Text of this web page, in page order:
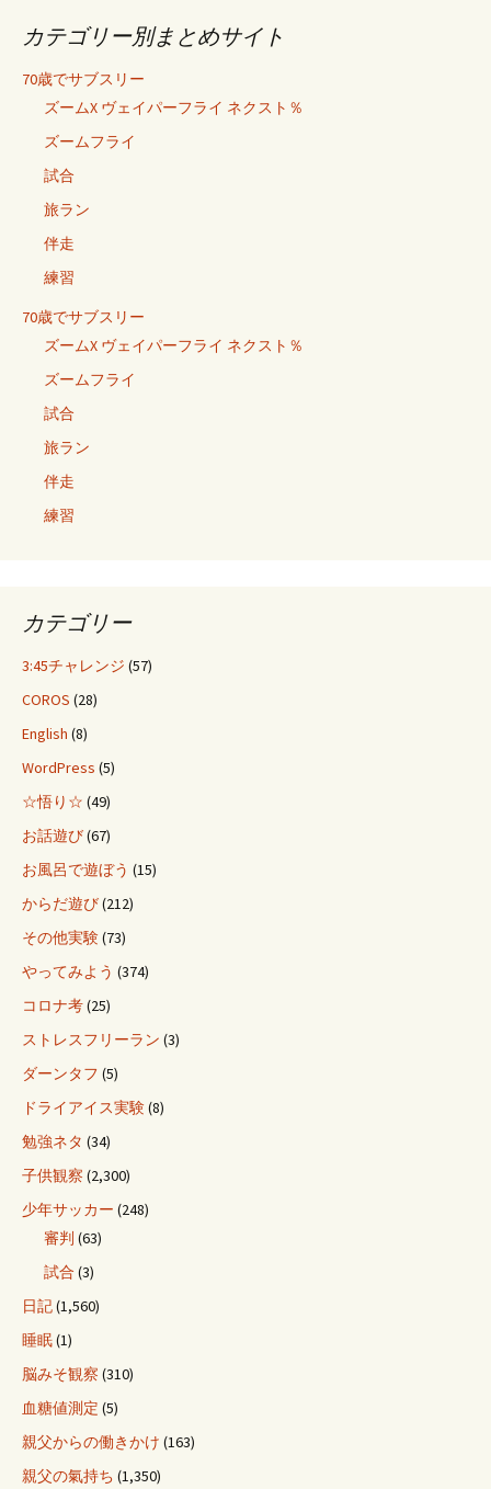
カテゴリー別まとめサイト
70歳でサブスリー
ズームX ヴェイパーフライ ネクスト％
ズームフライ
試合
旅ラン
伴走
練習
70歳でサブスリー
ズームX ヴェイパーフライ ネクスト％
ズームフライ
試合
旅ラン
伴走
練習
カテゴリー
3:45チャレンジ (57)
COROS (28)
English (8)
WordPress (5)
☆悟り☆ (49)
お話遊び(67)
お風呂で遊ぼう (15)
からだ遊び(212)
その他実験(73)
やってみよう (374)
コロナ考(25)
ストレスフリーラン (3)
ダーンタフ (5)
ドライアイス実験(8)
勉強ネタ (34)
子供観察 (2,300)
少年サッカー (248)
審判 (63)
試合 (3)
日記(1,560)
睡眠(1)
脳みそ観察 (310)
血糖値測定 (5)
親父からの働きかけ (163)
親父の氣持ち (1,350)